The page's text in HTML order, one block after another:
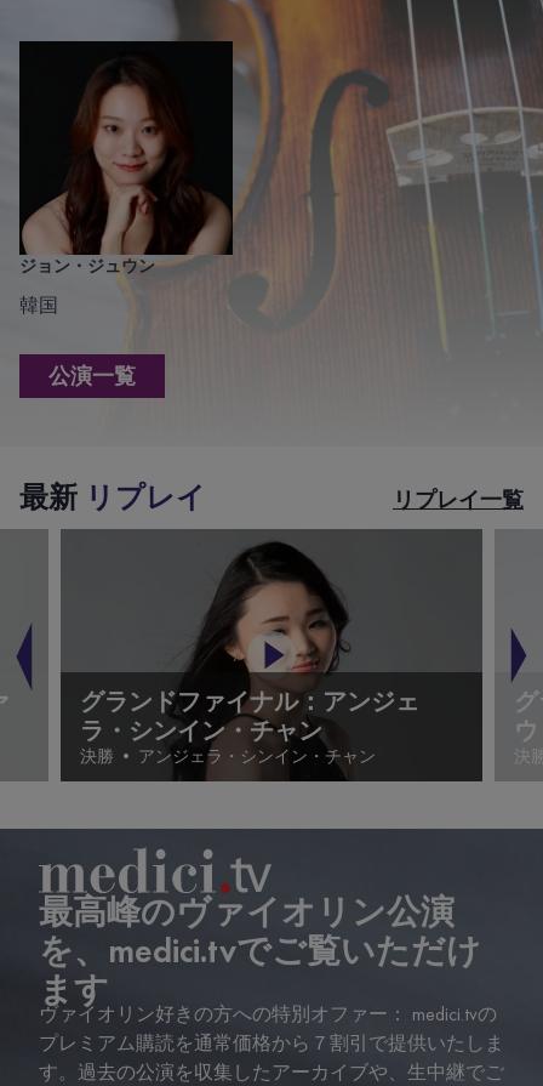
ジョン・ジュウン
韓国
公演一覧
最新 リプレイ リプレイ一覧
グランドファイナル：アンジェ
ラ・シンイン・チャン
決勝 • アンジェラ・シンイン・チャン 決
最高峰のヴァイオリン公演
を、medici.tvでご覧いただけ
ます
ヴァイオリン好きの方への特別オファー： medici.tvの
プレミアム購読を通常価格から７割引で提供いたしま
す。過去の公演を収集したアーカイブや、生中継でご